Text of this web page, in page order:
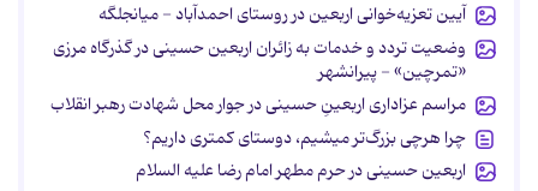
آیین تعزیه‌خوانی اربعین در روستای احمدآباد - میانجلگه
وضعیت تردد و خدمات به زائران اربعین حسینی در گذرگاه مرزی
«تمرچین» - پیرانشهر
مراسم عزاداری اربعینِ حسینی در جوار محل شهادت رهبر انقلاب
چرا هرچی بزرگ‌تر میشیم، دوستای کمتری داریم؟
اربعین حسینی در حرم مطهر امام رضا علیه السلام